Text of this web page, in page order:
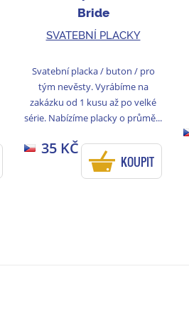
Bride
SVATEBNÍ PLACKY
Svatební placka / buton / pro
tým nevěsty. Vyrábíme na
zakázku od 1 kusu až po velké
série. Nabízíme placky o průmě...
35 KČ
KOUPIT